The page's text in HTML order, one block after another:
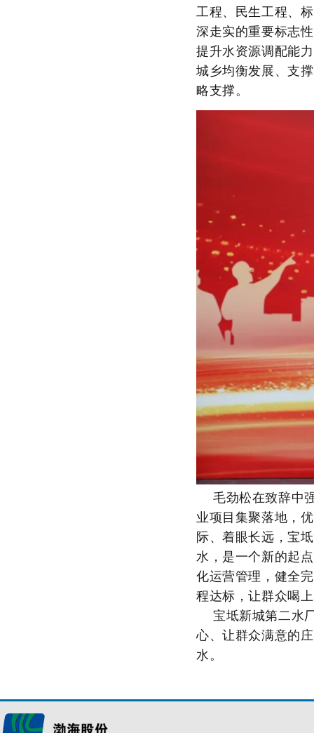
工程、民生工程、
深走实的重要标志
提升水资源调配能
城乡均衡发展、支
略支撑。
毛劲松在致辞中
业项目集聚落地，
际、着眼长远，宝
水，是一个新的起
化运营管理，健全
程达标，让群众喝
宝坻新城第二水
心、让群众满意的
水。